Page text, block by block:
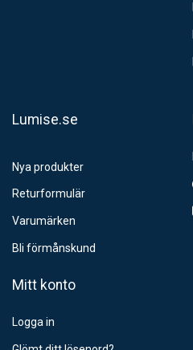
Lumise.se
Nya produkter
Returformulär
Varumärken
Bli förmånskund
Mitt konto
Logga in